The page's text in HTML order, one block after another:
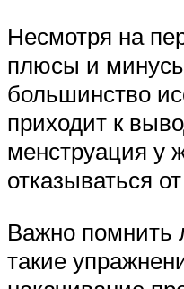
Несмотря на
плюсы и
большинство
приходит к
менструация у
отказываться
Важно помнить
такие